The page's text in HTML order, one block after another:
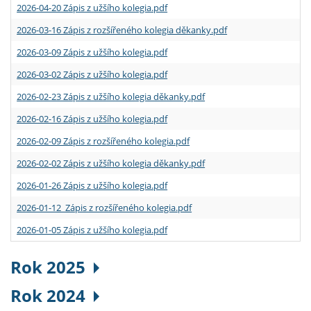
2026-04-20 Zápis z užšího kolegia.pdf
2026-03-16 Zápis z rozšířeného kolegia děkanky.pdf
2026-03-09 Zápis z užšího kolegia.pdf
2026-03-02 Zápis z užšího kolegia.pdf
2026-02-23 Zápis z užšího kolegia děkanky.pdf
2026-02-16 Zápis z užšího kolegia.pdf
2026-02-09 Zápis z rozšířeného kolegia.pdf
2026-02-02 Zápis z užšího kolegia děkanky.pdf
2026-01-26 Zápis z užšího kolegia.pdf
2026-01-12 Zápis z rozšířeného kolegia.pdf
2026-01-05 Zápis z užšího kolegia.pdf
Rok 2025
Rok 2024